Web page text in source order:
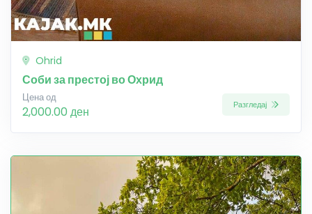
Ohrid
Соби за престој во Охрид
Цена од
2,000.00 ден Разгледај